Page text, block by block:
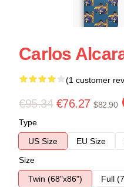
Carlos
(1 customer
€95.34 €76.27 $82.90
Type
US Size
EU Size
Size
Twin (68"x86")
Full